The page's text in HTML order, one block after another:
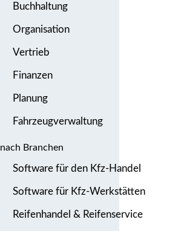
Buchhaltung
Organisation
Vertrieb
Finanzen
Planung
Fahrzeugverwaltung
nach Branchen
Software für den Kfz-Handel
Software für Kfz-Werkstätten
Reifenhandel & Reifenservice